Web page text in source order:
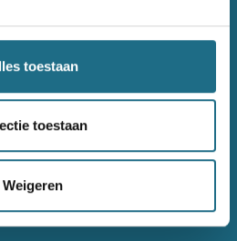
toestaan
toestaan
Weigeren